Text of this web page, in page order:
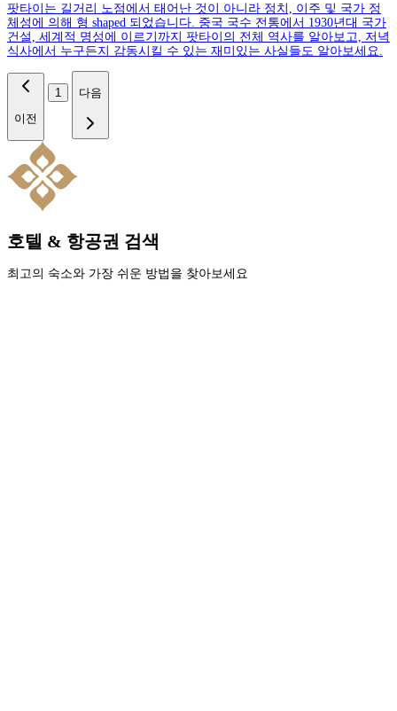
팟타이는 길거리 노점에서 태어난 것이 아니라 정치, 이주 및 국가 정
체성에 의해 형 shaped 되었습니다. 중국 국수 전통에서 1930년대 국가
건설, 세계적 명성에 이르기까지 팟타이의 전체 역사를 알아보고, 저녁
식사에서 누구든지 감동시킬 수 있는 재미있는 사실들도 알아보세요.
이전
1 다음
호텔 & 항공권 검색
최고의 숙소와 가장 쉬운 방법을 찾아보세요